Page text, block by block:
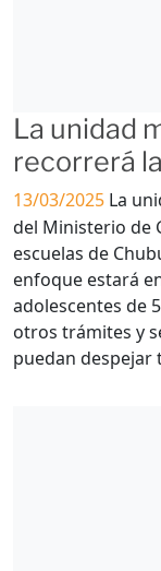
La unidad
recorrerá
13/03/2025 La
del Ministerio de
escuelas de
enfoque estará
adolescentes de
otros trámites y
puedan despejar